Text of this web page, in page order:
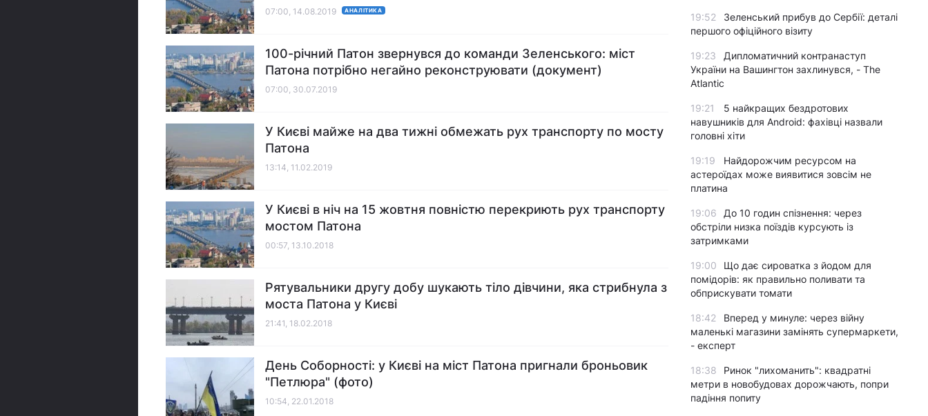
07:00, 14.08.2019 АНАЛІТИКА
100-річний Патон звернувся до команди Зеленського: міст
Патона потрібно негайно реконструювати (документ)
07:00, 30.07.2019
У Києві майже на два тижні обмежать рух транспорту по мосту
Патона
13:14, 11.02.2019
У Києві в ніч на 15 жовтня повністю перекриють рух транспорту
мостом Патона
00:57, 13.10.2018
Рятувальники другу добу шукають тіло дівчини, яка стрибнула з
моста Патона у Києві
21:41, 18.02.2018
День Соборності: у Києві на міст Патона пригнали броньовик
"Петлюра" (фото)
10:54, 22.01.2018
19:52
Зеленський прибув до Сербії: деталі
першого офіційного візиту
19:23
Дипломатичний контранаступ
України на Вашингтон захлинувся, - The
Atlantic
19:21
5 найкращих бездротових
навушників для Android: фахівці назвали
головні хіти
19:19
Найдорожчим ресурсом на
астероїдах може виявитися зовсім не
платина
19:06
До 10 годин спізнення: через
обстріли низка поїздів курсують із
затримками
19:00
Що дає сироватка з йодом для
помідорів: як правильно поливати та
обприскувати томати
18:42
Вперед у минуле: через війну
маленькі магазини замінять супермаркети,
- експерт
18:38
Ринок "лихоманить": квадратні
метри в новобудовах дорожчають, попри
падіння попиту